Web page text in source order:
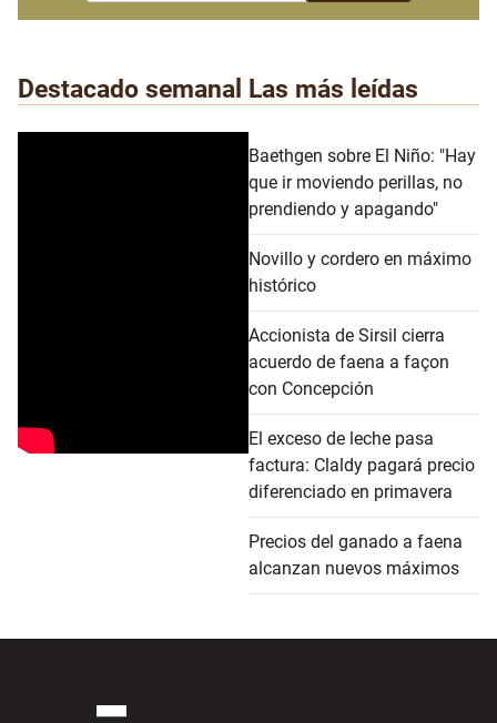
Destacado semanal Las más leídas
Baethgen sobre El Niño: "Hay
que ir moviendo perillas, no
prendiendo y apagando"
Novillo y cordero en máximo
histórico
Accionista de Sirsil cierra
acuerdo de faena a façon
con Concepción
El exceso de leche pasa
factura: Claldy pagará precio
diferenciado en primavera
Precios del ganado a faena
alcanzan nuevos máximos